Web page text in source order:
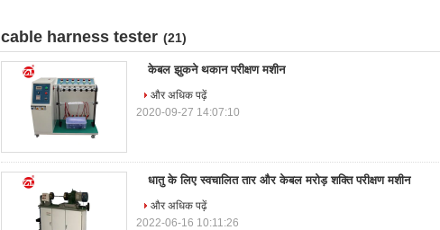
cable harness tester (21)
केबल झुकने थकान परीक्षण मशीन
और अधिक पढ़ें
2020-09-27 14:07:10
धातु के लिए स्वचालित तार और केबल मरोड़ शक्ति परीक्षण मशीन
और अधिक पढ़ें
2022-06-16 10:11:26